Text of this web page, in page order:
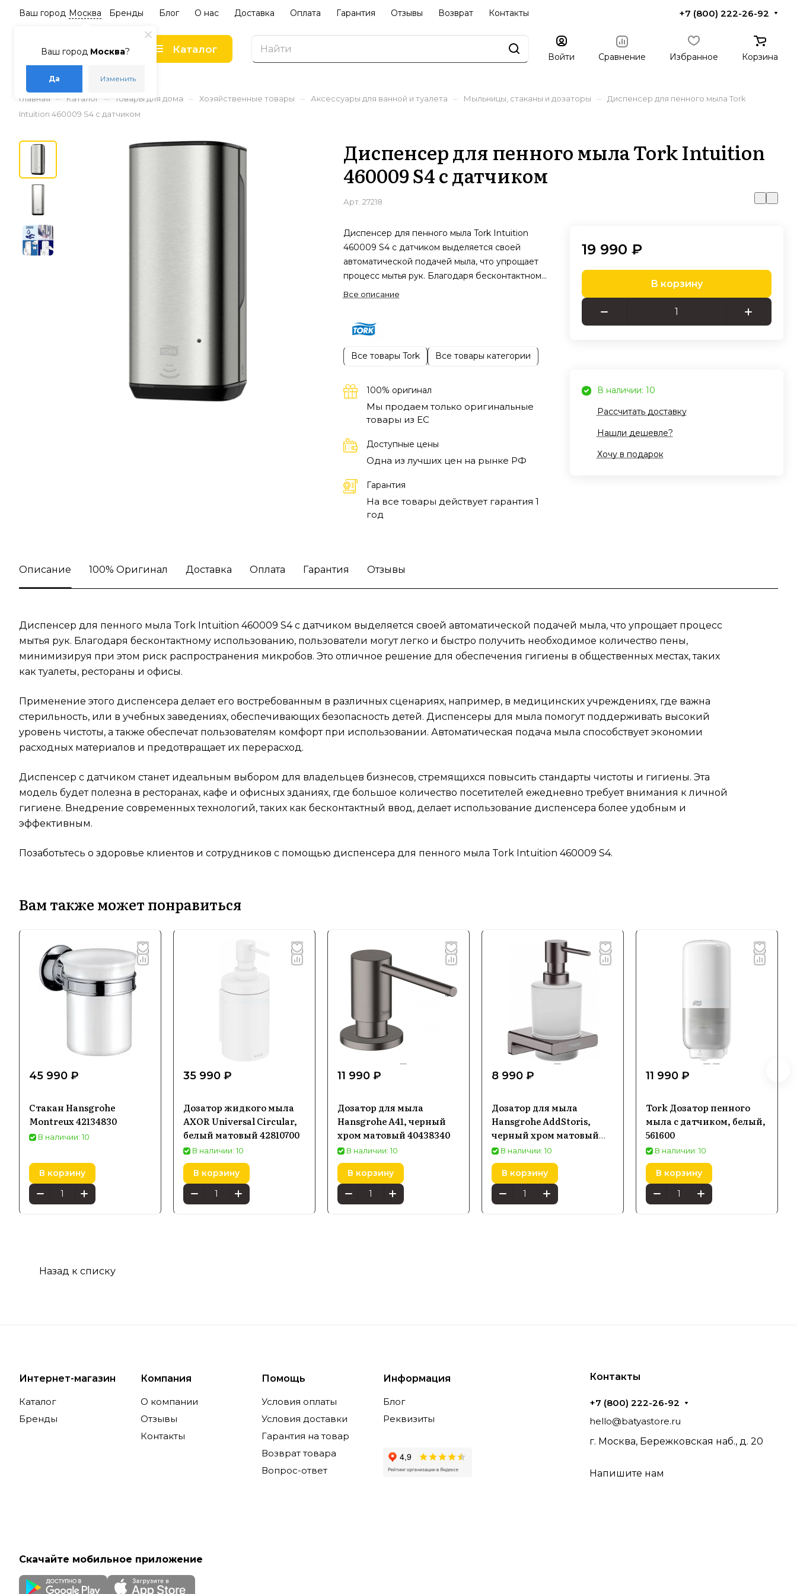
Ваш город Москва?
Да Изменить
Ваш город Москва Бренды Блог О нас Доставка Оплата Гарантия Отзывы Возврат Контакты +7 (800) 222-26-92
Каталог
Войти Сравнение Избранное Корзина
Главная – Каталог – Товары для дома – Хозяйственные товары – Аксессуары для ванной и туалета – Мыльницы, стаканы и дозаторы –
Диспенсер для пенного мыла Tork
Intuition 460009 S4 с датчиком
Диспенсер для пенного мыла Tork Intuition
460009 S4 с датчиком
Арт. 27218
Диспенсер для пенного мыла Tork Intuition
460009 S4 с датчиком выделяется своей
автоматической подачей мыла, что упрощает
процесс мытья рук. Благодаря бесконтактному
использованию, пользователи могут легко и
распространения микробов. Это отличное
решение для обеспечения гигиены в
общественных местах, таких как туалеты,
диспенсера делает его востребованным в
различных сценариях, например, в медицинских
учреждениях, где важна стерильность, или в
безопасность детей. Диспенсеры для мыла
помогут поддерживать высокий уровень
комфорт при использовании. Автоматическая
подача мыла способствует экономии
расходных материалов и предотвращает их
гигиены. Эта модель будет полезна в
ресторанах, кафе и офисных зданиях, где
Внедрение современных технологий, таких как
бесконтактный ввод, делает использование
диспенсера более удобным и
диспенсера для пенного мыла Tork Intuition
460009 S4.
Все описание
Все товары Tork Все товары категории
100% оригинал
Мы продаем только оригинальные
товары из EC
Доступные цены
Одна из лучших цен на рынке РФ
Гарантия
На все товары действует гарантия 1
год
19 990 ₽
В корзину
В наличии: 10
Рассчитать доставку
Нашли дешевле?
Хочу в подарок
Описание 100% Оригинал Доставка Оплата Гарантия Отзывы
Диспенсер для пенного мыла Tork Intuition 460009 S4 с датчиком выделяется своей автоматической подачей мыла, что упрощает процесс
мытья рук. Благодаря бесконтактному использованию, пользователи могут легко и быстро получить необходимое количество пены,
минимизируя при этом риск распространения микробов. Это отличное решение для обеспечения гигиены в общественных местах, таких
как туалеты, рестораны и офисы.
Применение этого диспенсера делает его востребованным в различных сценариях, например, в медицинских учреждениях, где важна
стерильность, или в учебных заведениях, обеспечивающих безопасность детей. Диспенсеры для мыла помогут поддерживать высокий
уровень чистоты, а также обеспечат пользователям комфорт при использовании. Автоматическая подача мыла способствует экономии
расходных материалов и предотвращает их перерасход.
Диспенсер с датчиком станет идеальным выбором для владельцев бизнесов, стремящихся повысить стандарты чистоты и гигиены. Эта
модель будет полезна в ресторанах, кафе и офисных зданиях, где большое количество посетителей ежедневно требует внимания к личной
гигиене. Внедрение современных технологий, таких как бесконтактный ввод, делает использование диспенсера более удобным и
эффективным.
Позаботьтесь о здоровье клиентов и сотрудников с помощью диспенсера для пенного мыла Tork Intuition 460009 S4.
Вам также может понравиться
45 990 ₽
Стакан Hansgrohe
Montreux 42134830
В наличии: 10
В корзину
35 990 ₽
Дозатор жидкого мыла
AXOR Universal Circular,
белый матовый 42810700
В наличии: 10
В корзину
11 990 ₽
Дозатор для мыла
Hansgrohe A41, черный
хром матовый 40438340
В наличии: 10
В корзину
8 990 ₽
Дозатор для мыла
Hansgrohe AddStoris,
черный хром матовый
41745340
В наличии: 10
В корзину
11 990 ₽
Tork Дозатор пенного
мыла с датчиком, белый,
561600
В наличии: 10
В корзину
Назад к списку
Интернет-магазин
Каталог
Бренды
Компания
О компании
Отзывы
Контакты
Помощь
Условия оплаты
Условия доставки
Гарантия на товар
Возврат товара
Вопрос-ответ
Информация
Блог
Реквизиты
Контакты
+7 (800) 222-26-92
hello@batyastore.ru
г. Москва, Бережковская наб., д. 20
Напишите нам
Скачайте мобильное приложение